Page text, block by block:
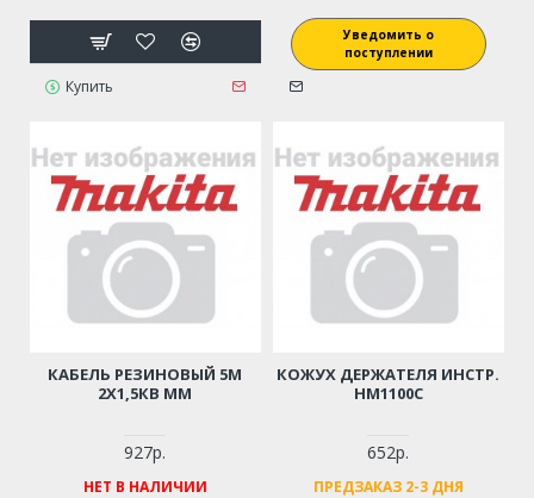
Купить
Уведомить о
поступлении
КАБЕЛЬ РЕЗИНОВЫЙ 5М
2Х1,5КВ ММ
927р.
НЕТ В НАЛИЧИИ
КОЖУХ ДЕРЖАТЕЛЯ ИНСТР.
HM1100С
652р.
ПРЕДЗАКАЗ 2-3 ДНЯ